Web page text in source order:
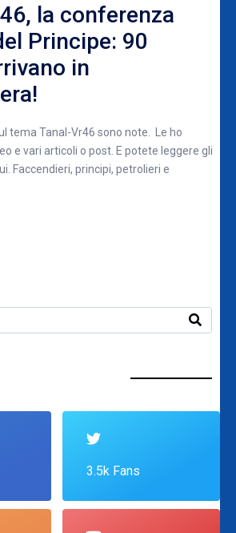
la conferenza
Principe: 90
in
tema Tanal-Vr46 sono note. Le ho
e vari articoli o post. E potete leggere gli
Faccendieri, principi, petrolieri e
3.5k Fans